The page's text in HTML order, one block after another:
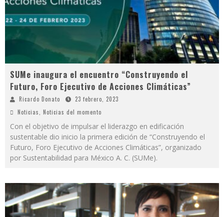
SUMe inaugura el encuentro “Construyendo el
Futuro, Foro Ejecutivo de Acciones Climáticas”
Ricardo Donato
23 febrero, 2023
Noticias, Noticias del momento
Con el objetivo de impulsar el liderazgo en edificación
sustentable dio inicio la primera edición de “Construyendo el
Futuro, Foro Ejecutivo de Acciones Climáticas”, organizado
por Sustentabilidad para México A. C. (SUMe).